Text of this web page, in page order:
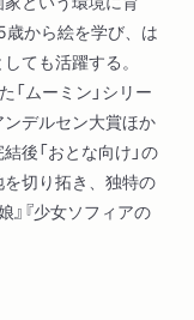
から絵を学び、は
ても活躍する。
ムーミン」シリー
デルセン大賞ほか
後「おとな向け」の
切り拓き、独特の
『少女ソフィアの